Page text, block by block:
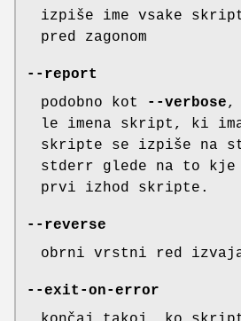
izpiše ime vsake
pred zagonom
--report
podobno kot
--verbose,
le imena skript, ki
skripte se izpiše na
stderr glede na to kje
prvi izhod skripte.
--reverse
obrni vrstni red
--exit-on-error